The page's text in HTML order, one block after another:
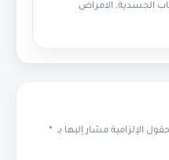
الجسدية, الامراض
الإلزامية مشار إليها بـ *